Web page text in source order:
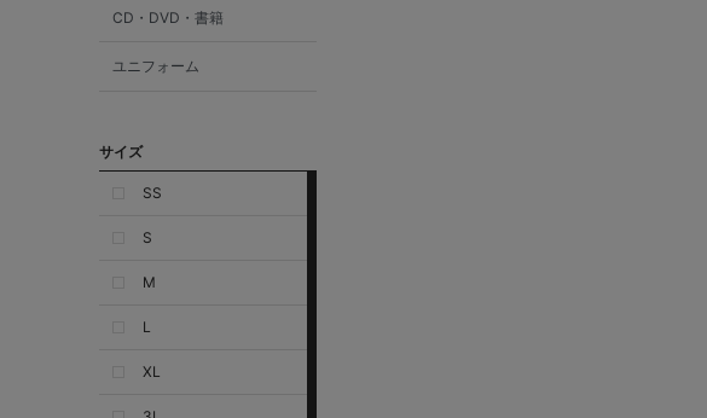
CD・DVD・書籍
ユニフォーム
サイズ
SS
S
M
L
XL